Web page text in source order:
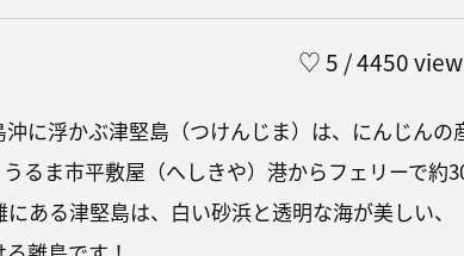
♡5 / 4450
に浮かぶ津堅島（つけんじま）は、にんじんの
るま市平敷屋（へしきや）港からフェリーで約
ある津堅島は、白い砂浜と透明な海が美しい、